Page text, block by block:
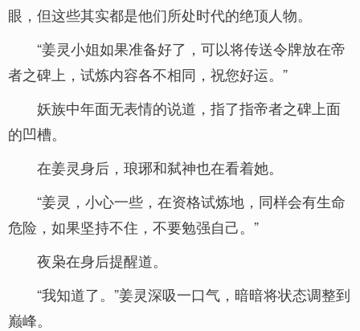
眼，但这些其实都是他们所处时代的绝顶人物。
“姜灵小姐如果准备好了，可以将传送令牌放在帝
者之碑上，试炼内容各不相同，祝您好运。”
妖族中年面无表情的说道，指了指帝者之碑上面
的凹槽。
在姜灵身后，琅琊和弑神也在看着她。
“姜灵，小心一些，在资格试炼地，同样会有生命
危险，如果坚持不住，不要勉强自己。”
夜枭在身后提醒道。
“我知道了。”姜灵深吸一口气，暗暗将状态调整到
巅峰。